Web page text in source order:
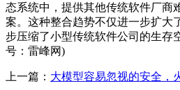
态系统中，提供其他传统软件厂商
案。这种整合趋势不仅进一步扩大
步压缩了小型传统软件公司的生存
号：雷峰网)
上一篇： 大模型容易忽视的安全，